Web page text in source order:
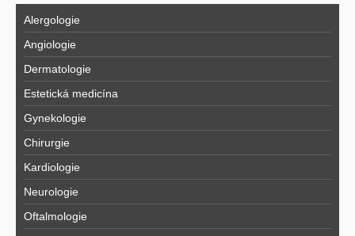
Alergologie
Angiologie
Dermatologie
Estetická medicína
Gynekologie
Chirurgie
Kardiologie
Neurologie
Oftalmologie